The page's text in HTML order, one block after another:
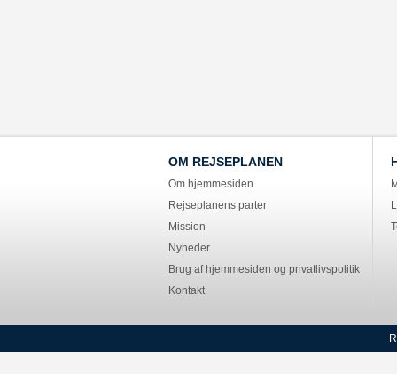
OM REJSEPLANEN
Om hjemmesiden
Rejseplanens parter
Mission
Nyheder
Brug af hjemmesiden og privatlivspolitik
Kontakt